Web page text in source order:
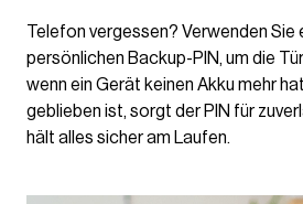
Telefon vergessen? Verwenden Sie
persönlichen Backup-PIN, um die
wenn ein Gerät keinen Akku mehr
geblieben ist, sorgt der PIN für
hält alles sicher am Laufen.